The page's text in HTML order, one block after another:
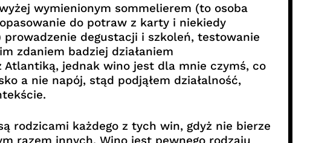
wymienionym sommelierem (to osoba
do potraw z karty i niekiedy
degustacji i szkoleń, testowanie
zdaniem badziej działaniem
jednak wino jest dla mnie czymś, co
a nie napój, stąd podjąłem działalność,
rodzicami każdego z tych win, gdyż nie bierze